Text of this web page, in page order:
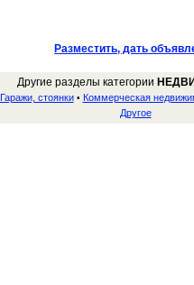
Разместить, дать
Другие разделы категории
Гаражи, стоянки• Коммерческая
Другое